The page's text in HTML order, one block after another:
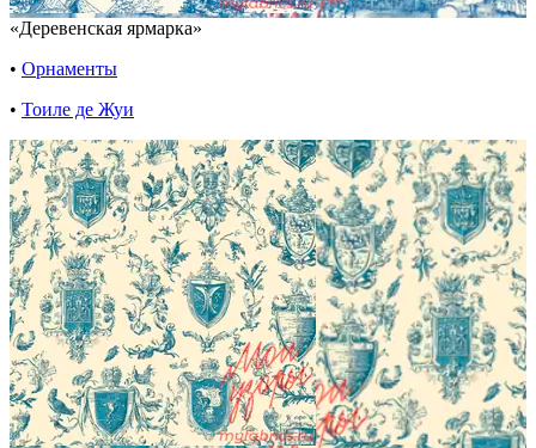
«Деревенская ярмарка»
• Орнаменты
• Тоиле де Жуи